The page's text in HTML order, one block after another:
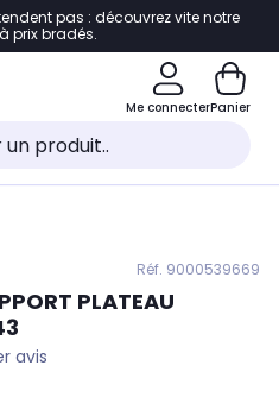
navigation
de page
pas : découvrez vite notre
prix bradés.
Me connecterPanier
Réf. 9000539669
PLATEAU
avis